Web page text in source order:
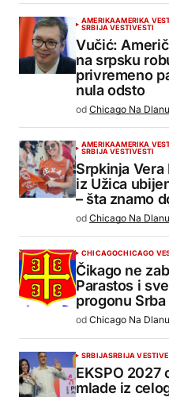
AMERIKAAMERIKA
SRBIJA VESTIVESTI
Vučić:
na srpsku
privremeno
nula odsto
od Chicago Na Dlanu
AMERIKAAMERIKA
SRBIJA VESTIVESTI
Srpkinja Vera
iz Užica
– šta znamo
od Chicago Na Dlanu
CHICAGOCHICAGO
Čikago ne
Parastos i
progonu Srba
od Chicago Na Dlanu
SRBIJASRBIJA VESTI
EKSPO 2027
mlade iz